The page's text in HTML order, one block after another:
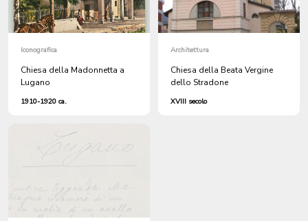
Iconografica
Chiesa della Madonnetta a
Lugano
1910-1920 ca.
Architettura
Chiesa della Beata Vergine
dello Stradone
XVIII secolo